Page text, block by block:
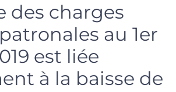
des charges
au 1er
est liée
à la baisse de